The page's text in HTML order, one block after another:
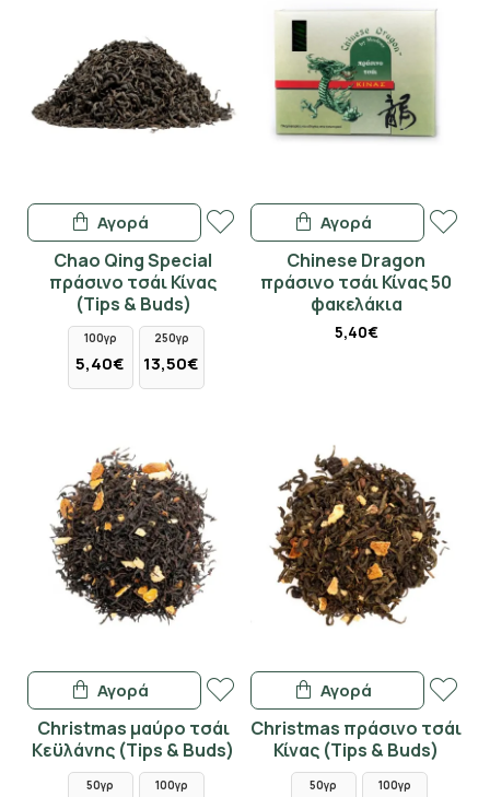
Chao Qing Special
πράσινο τσάι Κίνας
(Tips & Buds)
100γρ
5,40€
250γρ
13,50€
Αγορά
Chinese Dragon
πράσινο τσάι Κίνας 50
φακελάκια
5,40€
Αγορά
Christmas μαύρο τσάι
Κεϋλάνης (Tips & Buds)
50γρ 100γρ
Αγορά
Christmas πράσινο τσάι
Κίνας (Tips & Buds)
50γρ 100γρ
Αγορά